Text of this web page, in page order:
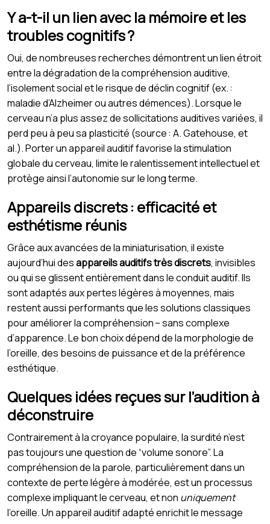
Y a-t-il un lien avec la mémoire et les
troubles cognitifs ?
Oui, de nombreuses recherches démontrent un lien étroit
entre la dégradation de la compréhension auditive,
l’isolement social et le risque de déclin cognitif (ex. :
maladie d’Alzheimer ou autres démences). Lorsque le
cerveau n’a plus assez de sollicitations auditives variées, il
perd peu à peu sa plasticité (source : A. Gatehouse, et
al.). Porter un appareil auditif favorise la stimulation
globale du cerveau, limite le ralentissement intellectuel et
protège ainsi l’autonomie sur le long terme.
Appareils discrets : efficacité et
esthétisme réunis
Grâce aux avancées de la miniaturisation, il existe
aujourd’hui desappareils auditifs très discrets, invisibles
ou qui se glissent entièrement dans le conduit auditif. Ils
sont adaptés aux pertes légères à moyennes, mais
restent aussi performants que les solutions classiques
pour améliorer la compréhension – sans complexe
d’apparence. Le bon choix dépend de la morphologie de
l’oreille, des besoins de puissance et de la préférence
esthétique.
Quelques idées reçues sur l’audition à
déconstruire
Contrairement à la croyance populaire, la surdité n’est
pas toujours une question de “volume sonore”. La
compréhension de la parole, particulièrement dans un
contexte de perte légère à modérée, est un processus
complexe impliquant le cerveau, et non uniquement
l’oreille. Un appareil auditif adapté enrichit le message